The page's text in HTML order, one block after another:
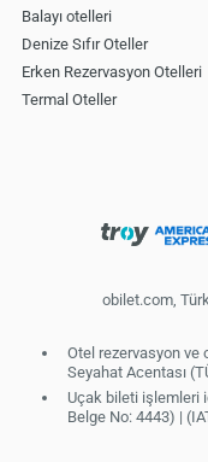
Balayı otelleri
Denize Sıfır Oteller
Erken Rezervasyon Otelleri
Termal Oteller
obilet.com,
Otel rezervasyon ve
Seyahat Acentası
Uçak bileti işlemleri
Belge No: 4443) |